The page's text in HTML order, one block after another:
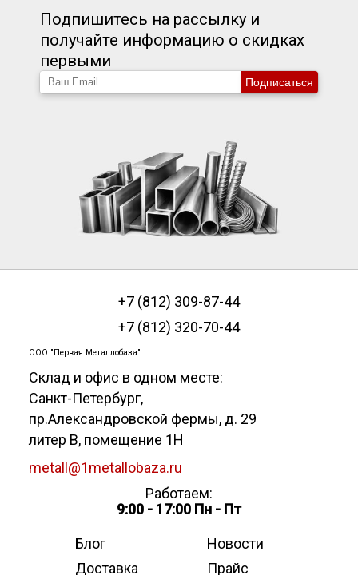
Подпишитесь на рассылку и
получайте информацию о скидках
первыми
Подписаться
+7 (812) 309-87-44
+7 (812) 320-70-44
ООО "Первая Металлобаза"
Склад и офис в одном месте:
Санкт-Петербург,
пр.Александровской фермы, д. 29
литер В, помещение 1Н
metall@1metallobaza.ru
Работаем:
9:00 - 17:00 Пн - Пт
Блог
Новости
Доставка
Прайс